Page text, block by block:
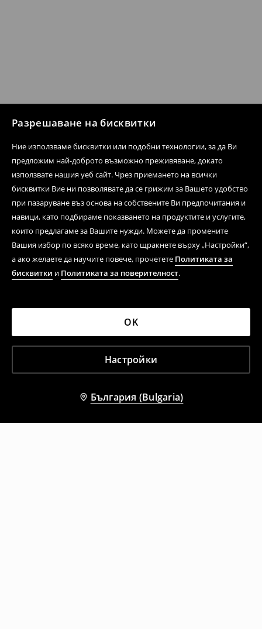
Разрешаване на бисквитки
Ние използваме бисквитки или подобни технологии, за да Ви
предложим най-доброто възможно преживяване, докато
използвате нашия уеб сайт. Чрез приемането на всички
бисквитки Вие ни позволявате да се грижим за Вашето удобство
при пазаруване въз основа на собствените Ви предпочитания и
навици, като подбираме показването на продуктите и услугите,
които предлагаме за Вашите нужди. Можете да промените
Вашия избор по всяко време, като щракнете върху „Настройки“,
а ако желаете да научите повече, прочетете Политиката за
бисквитки и Политиката за поверителност.
Настройки
OK
България (Bulgaria)